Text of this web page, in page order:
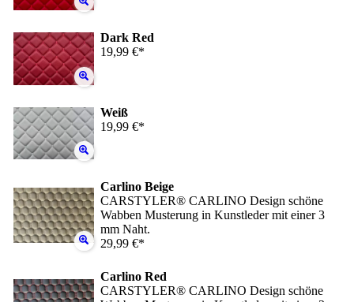
Dark Red
19,99 €*
Weiß
19,99 €*
Carlino Beige
CARSTYLER® CARLINO Design schöne
Wabben Musterung in Kunstleder mit einer 3
mm Naht.
29,99 €*
Carlino Red
CARSTYLER® CARLINO Design schöne